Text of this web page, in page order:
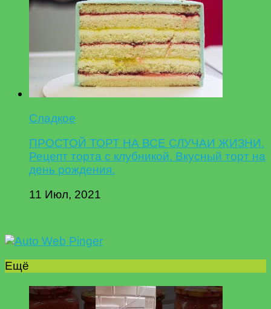
Сладкое
ПРОСТОЙ ТОРТ НА ВСЕ СЛУЧАИ ЖИЗНИ.
Рецепт торта с клубникой. Вкусный торт на
день рождения.
11 Июл, 2021
Ещё